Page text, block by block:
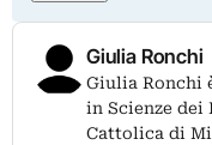
Giulia Ronchi
Giulia Ronchi
in Scienze dei
Cattolica di